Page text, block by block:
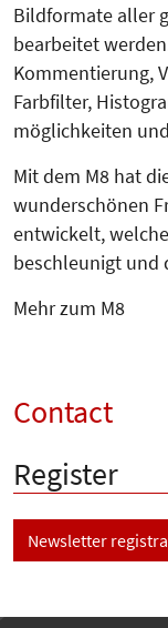
Bildformate aller
bearbeitet
Kommentierung,
Farb­filter,
möglichkeiten
Mit dem M8 hat
wunderschönen
entwickelt,
beschleunigt und
Mehr zum M8
Contact
Register
Newsletter